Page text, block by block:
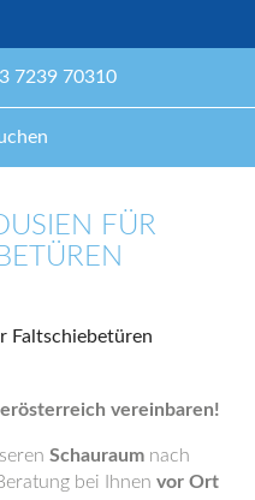
7239 70310
FÜR
vereinbaren!
Schauraum nach
bei Ihnen vor Ort